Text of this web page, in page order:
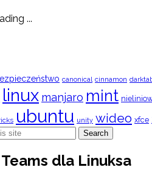
...
canonical cinnamon
linux manjaro mint
ubuntu unity wideo xfce
Search
dla Linuksa